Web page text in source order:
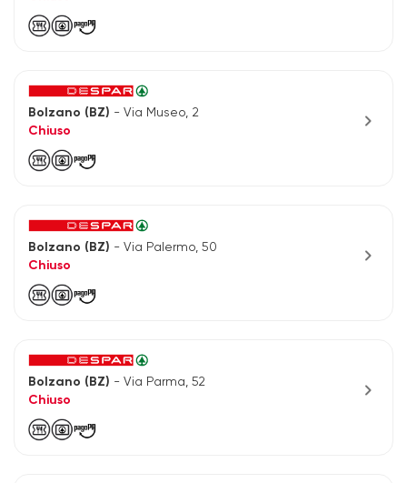
Bolzano (BZ) - Via Museo, 2
Chiuso
chevron_right
Bolzano (BZ) - Via Palermo, 50
Chiuso
chevron_right
Bolzano (BZ) - Via Parma, 52
Chiuso
chevron_right